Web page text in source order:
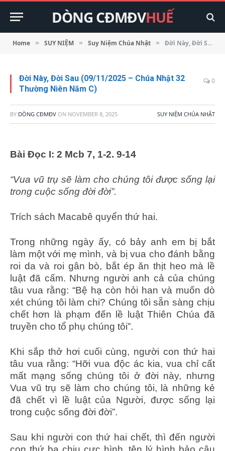
DÒNG CĐMĐVHUẾ
Home » SUY NIỆM » Suy Niệm Chúa Nhật » Đời Này, Đời Sau (09/11/2025 – Chúa Nhật 32 Thường Niên Năm C)
Đời Này, Đời Sau (09/11/2025 – Chúa Nhật 32
Thường Niên Năm C)
0
BY DÒNG CĐMĐV ON NOVEMBER 8, 2025 SUY NIỆM CHÚA NHẬT
Bài Ðọc I: 2 Mcb 7, 1-2. 9-14
“Vua vũ trụ sẽ làm cho chúng tôi được sống lại
trong cuộc sống đời đời”.
Trích sách Macabê quyển thứ hai.
Trong những ngày ấy, có bảy anh em bị bắt
làm một với mẹ mình, và bị vua cho đánh bằng
roi da và roi gân bò, bắt ép ăn thịt heo mà lề
luật đã cấm. Nhưng người anh cả của chúng
tâu vua rằng: “Bệ hạ còn hỏi han và muốn dò
xét chúng tôi làm chi? Chúng tôi sẵn sàng chịu
chết hơn là phạm đến lề luật Thiên Chúa đã
truyền cho tổ phụ chúng tôi”.
Khi sắp thở hơi cuối cùng, người con thứ hai
tâu vua rằng: “Hỡi vua độc ác kia, vua chỉ cất
mất mạng sống chúng tôi ở đời này, nhưng
Vua vũ trụ sẽ làm cho chúng tôi, là những kẻ
đã chết vì lề luật của Người, được sống lại
trong cuộc sống đời đời”.
Sau khi người con thứ hai chết, thì đến người